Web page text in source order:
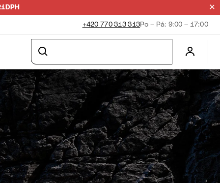
+420 770 313 313Po – Pá: 9:00 – 17:00